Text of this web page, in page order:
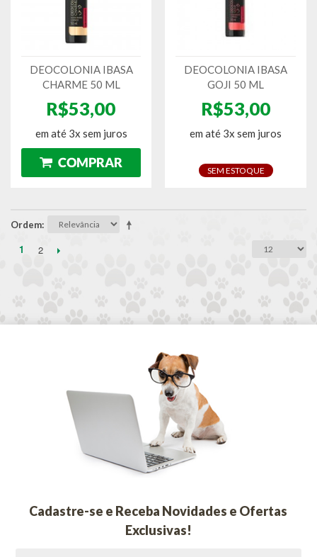
DEOCOLONIA IBASA
CHARME 50 ML
R$53,00
em até 3x sem juros
DEOCOLONIA IBASA
GOJI 50 ML
R$53,00
em até 3x sem juros
SEM ESTOQUE
Ordem
1 2
Cadastre-se e Receba Novidades e Ofertas
Exclusivas!